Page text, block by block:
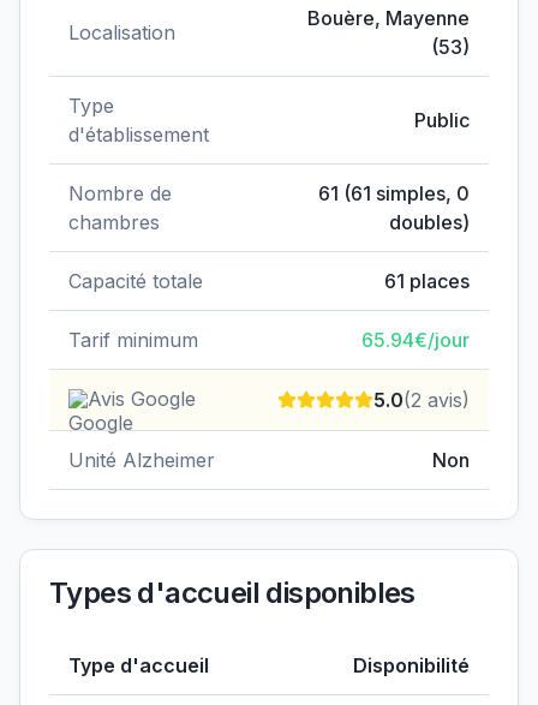
Localisation
Bouère, Mayenne
(53)
Type
d'établissement
Public
Nombre de
chambres
61 (61 simples, 0
doubles)
Capacité totale 61 places
Tarif minimum 65.94€/jour
Avis Google 5.0(2 avis)
Unité Alzheimer Non
Types d'accueil disponibles
Type d'accueil Disponibilité